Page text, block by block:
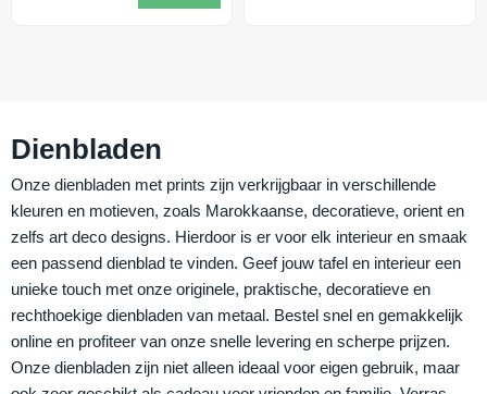
Dienbladen
Onze dienbladen met prints zijn verkrijgbaar in verschillende
kleuren en motieven, zoals Marokkaanse, decoratieve, orient en
zelfs art deco designs. Hierdoor is er voor elk interieur en smaak
een passend dienblad te vinden. Geef jouw tafel en interieur een
unieke touch met onze originele, praktische, decoratieve en
rechthoekige dienbladen van metaal. Bestel snel en gemakkelijk
online en profiteer van onze snelle levering en scherpe prijzen.
Onze dienbladen zijn niet alleen ideaal voor eigen gebruik, maar